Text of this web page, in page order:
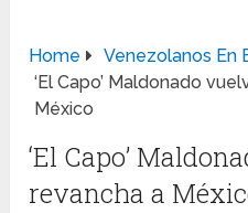
Home
Venezolanos En
‘El Capo’ Maldonado
México
‘El Capo’
revancha a